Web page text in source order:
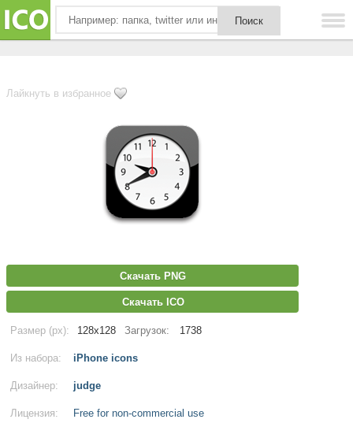
Лайкнуть в избранное
Скачать PNG
Скачать ICO
Размер (px): 128x128 Загрузок: 1738
Из набора: iPhone icons
Дизайнер: judge
Лицензия: Free for non-commercial use